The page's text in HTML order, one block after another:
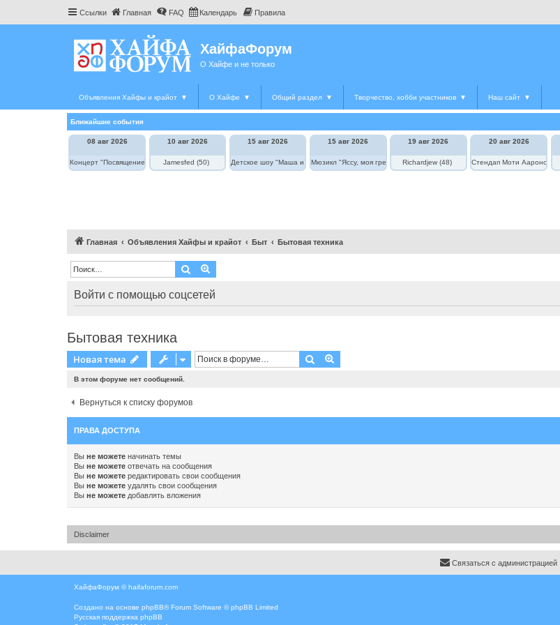
Ссылки Главная FAQ Календарь Правила
ХайфаФорум
О Хайфе и не только
Объявления Хайфы и крайот ▼ О Хайфе ▼ Общий раздел ▼ Творчество, хобби участников ▼ Наш сайт ▼
Ближайшие события
08 авг 2026
Концерт "Посвящение Элле Фицджеральд"
10 авг 2026
Jamesfed (50)
15 авг 2026
Детское шоу "Маша и Медведь в цирке"
15 авг 2026
Мюзикл "Яссу, моя греческая любовь"
19 авг 2026
Richardjew (48)
20 авг 2026
Стендап Моти Аароновича
Главная Объявления Хайфы и крайот Быт Бытовая техника
Поиск
Войти с помощью соцсетей
Бытовая техника
Новая тема Поиск
В этом форуме нет сообщений.
Вернуться к списку форумов
ПРАВА ДОСТУПА
Вы не можете начинать темы
Вы не можете отвечать на сообщения
Вы не можете редактировать свои сообщения
Вы не можете удалять свои сообщения
Вы не можете добавлять вложения
Disclaimer
Связаться с администрацией
ХайфаФорум ©haifaforum.com
Создано на основе phpBB® Forum Software © phpBB Limited
Русская поддержка phpBB